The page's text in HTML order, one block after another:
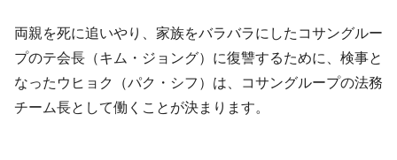
両親を死に追いやり、家族をバラバラにしたコサングルー
プのテ会長（キム・ジョング）に復讐するために、検事と
なったウヒョク（パク・シフ）は、コサングループの法務
チーム長として働くことが決まります。